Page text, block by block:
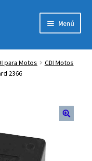
Menú
el
para Motos
CDI Motos
2366